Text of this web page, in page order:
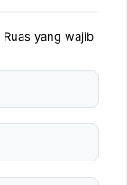
Ruas yang wajib